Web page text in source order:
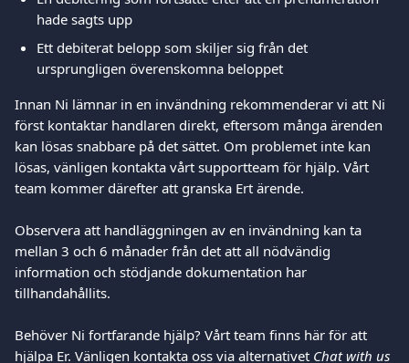
hade sagts upp
Ett debiterat belopp som skiljer sig från det
ursprungligen överenskomna beloppet
Innan Ni lämnar in en invändning rekommenderar vi att Ni
först kontaktar handlaren direkt, eftersom många ärenden
kan lösas snabbare på det sättet. Om problemet inte kan
lösas, vänligen kontakta vårt supportteam för hjälp. Vårt
team kommer därefter att granska Ert ärende.
Observera att handläggningen av en invändning kan ta
mellan 3 och 6 månader från det att all nödvändig
information och stödjande dokumentation har
tillhandahållits.
Behöver Ni fortfarande hjälp? Vårt team finns här för att
hjälpa Er. Vänligen kontakta oss via alternativet Chat with us